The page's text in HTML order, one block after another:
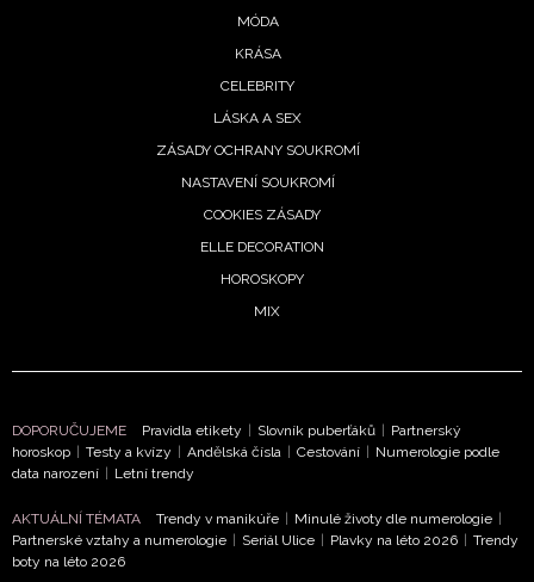
MÓDA
KRÁSA
CELEBRITY
LÁSKA A SEX
ZÁSADY OCHRANY SOUKROMÍ
NASTAVENÍ SOUKROMÍ
COOKIES ZÁSADY
ELLE DECORATION
HOROSKOPY
MIX
DOPORUČUJEME Pravidla etikety | Slovník puberťáků | Partnerský
horoskop | Testy a kvízy | Andělská čísla | Cestování | Numerologie podle
data narození | Letní trendy
AKTUÁLNÍ TÉMATA Trendy v manikúře | Minulé životy dle numerologie |
Partnerské vztahy a numerologie | Seriál Ulice | Plavky na léto 2026 | Trendy
boty na léto 2026